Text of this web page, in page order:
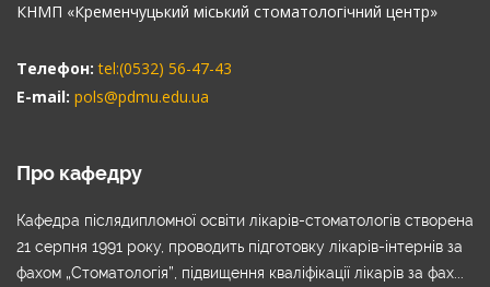
КНМП «Кременчуцький міський стоматологічний центр»
Телефон: tel:(0532) 56-47-43
E-mail: pols@pdmu.edu.ua
Про кафедру
Кафедра післядипломної освіти лікарів-стоматологів створена
21 серпня 1991 року, проводить підготовку лікарів-інтернів за
фахом „Стоматологія”, підвищення кваліфікації лікарів за фах...